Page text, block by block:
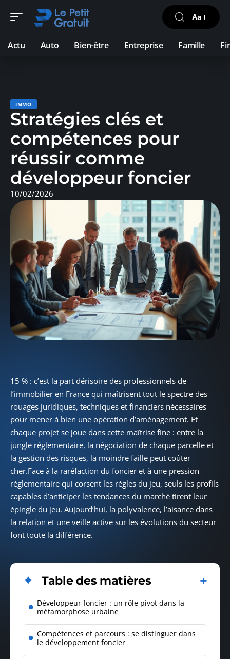
Aa
Actu Auto Bien-être Entreprise Famille
IMMO
Stratégies clés et
compétences pour
réussir comme
développeur foncier
10/02/2026
15 % : c’est la part dérisoire des professionnels de
l’immobilier en France qui maîtrisent tout le spectre des
rouages juridiques, techniques et financiers nécessaires
pour mener à bien une opération d’aménagement. Et
chaque projet se joue dans cette maîtrise fine : entre la
jungle réglementaire, la négociation de chaque parcelle et
la gestion des risques, la moindre faille peut coûter
cher.Face à la raréfaction du foncier et à une pression
réglementaire qui corsent les règles du jeu, seuls les profils
capables d’anticiper les tendances du marché tirent leur
épingle du jeu. Aujourd’hui, la polyvalence, l’aisance dans
la relation et une veille active sur les évolutions du secteur
font toute la différence.
Table des matières
Développeur foncier : un rôle pivot dans la
métamorphose urbaine
Compétences et parcours : se distinguer dans
le développement foncier